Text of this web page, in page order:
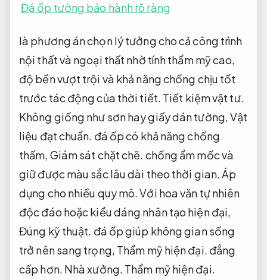
Đá ốp tường bảo hành rõ ràng
là phương án chọn lý tưởng cho cả công trình
nội thất và ngoại thất nhờ tính thẩm mỹ cao,
độ bền vượt trội và khả năng chống chịu tốt
trước tác động của thời tiết. Tiết kiệm vật tư.
Không giống như sơn hay giấy dán tường,Vật
liệu đạt chuẩn. đá ốp có khả năng chống
thấm, Giám sát chặt chẽ. chống ẩm mốc và
giữ được màu sắc lâu dài theo thời gian.Áp
dụng cho nhiều quy mô.Với hoa văn tự nhiên
độc đáo hoặc kiểu dáng nhân tạo hiện đại,
Đúng kỹ thuật. đá ốp giúp không gian sống
trở nên sang trọng, Thẩm mỹ hiện đại. đẳng
cấp hơn. Nhà xưởng. Thẩm mỹ hiện đại.